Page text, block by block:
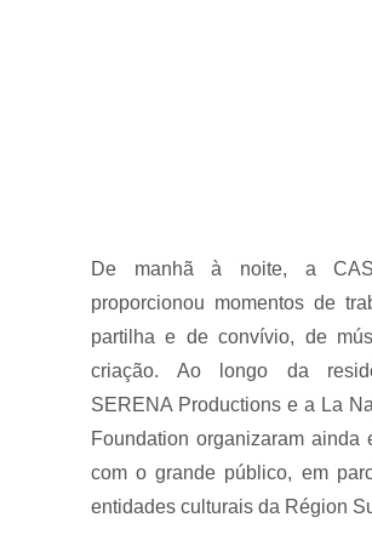
De manhã à noite, a
proporcionou momentos de
partilha e de convívio, de
criação. Ao longo da
SERENA Productions e a La
Foundation organizaram ainda
com o grande público, em
entidades culturais da Région